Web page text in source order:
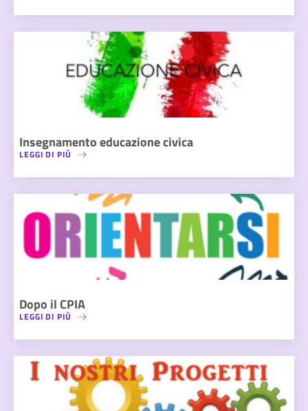
Insegnamento educazione civica
LEGGI DI PIÙ
Dopo il CPIA
LEGGI DI PIÙ